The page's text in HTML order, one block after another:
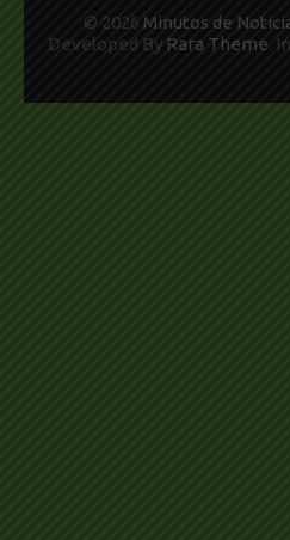
© 2026 Minutos de
Developed By Rara Theme.